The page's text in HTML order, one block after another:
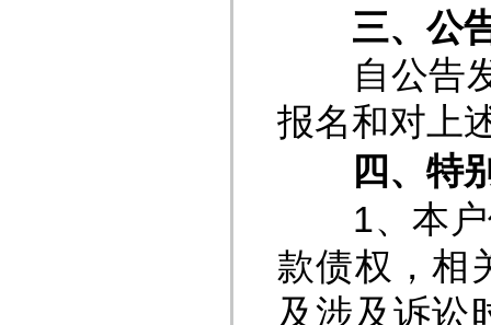
三、公
自公告发
报名和对上
四、特
1、本户
款债权，相
及涉及诉讼